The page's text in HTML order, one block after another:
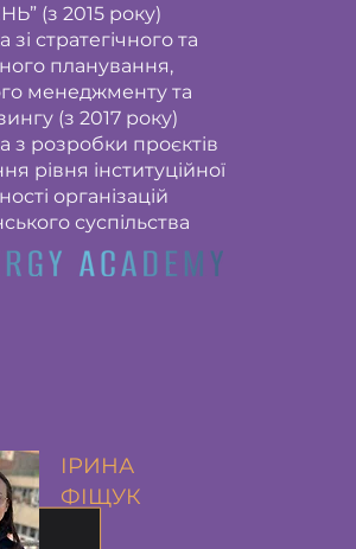
(з 2015 року)
зі стратегічного та
планування,
менеджменту та
(з 2017 року)
з розробки проєктів
рівня інституційної
організацій
суспільства
ІРИНА
ФІЩУК